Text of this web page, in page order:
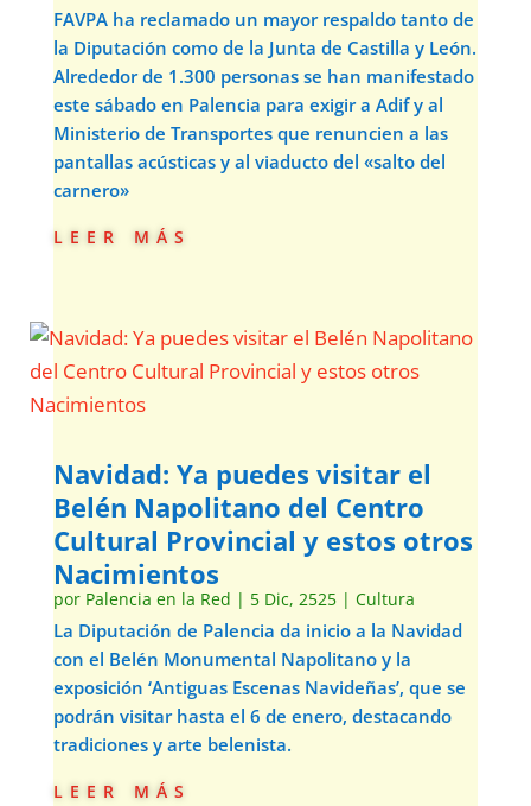
FAVPA ha reclamado un mayor respaldo tanto de
la Diputación como de la Junta de Castilla y León.
Alrededor de 1.300 personas se han manifestado
este sábado en Palencia para exigir a Adif y al
Ministerio de Transportes que renuncien a las
pantallas acústicas y al viaducto del «salto del
carnero»
leer más
Navidad: Ya puedes visitar el
Belén Napolitano del Centro
Cultural Provincial y estos otros
Nacimientos
por Palencia en la Red | 5 Dic, 2525| Cultura
La Diputación de Palencia da inicio a la Navidad
con el Belén Monumental Napolitano y la
exposición ‘Antiguas Escenas Navideñas’, que se
podrán visitar hasta el 6 de enero, destacando
tradiciones y arte belenista.
leer más